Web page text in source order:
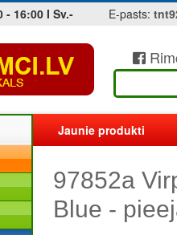
- 16:00 I Sv.- E-pasts:
Jaunie produkti
97852a
Blue -